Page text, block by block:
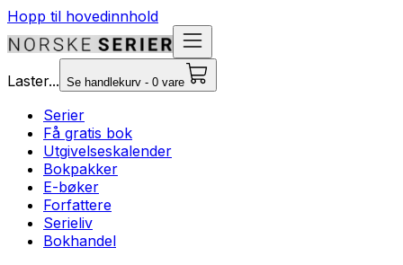
Hopp til hovedinnhold
Laster... Se handlekurv - 0 vare
Serier
Få gratis bok
Utgivelseskalender
Bokpakker
E-bøker
Forfattere
Serieliv
Bokhandel